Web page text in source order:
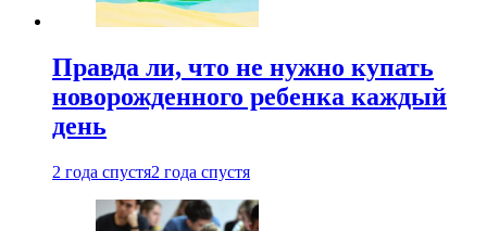
Правда ли, что не нужно купать
новорожденного ребенка каждый
день
2 года спустя2 года спустя